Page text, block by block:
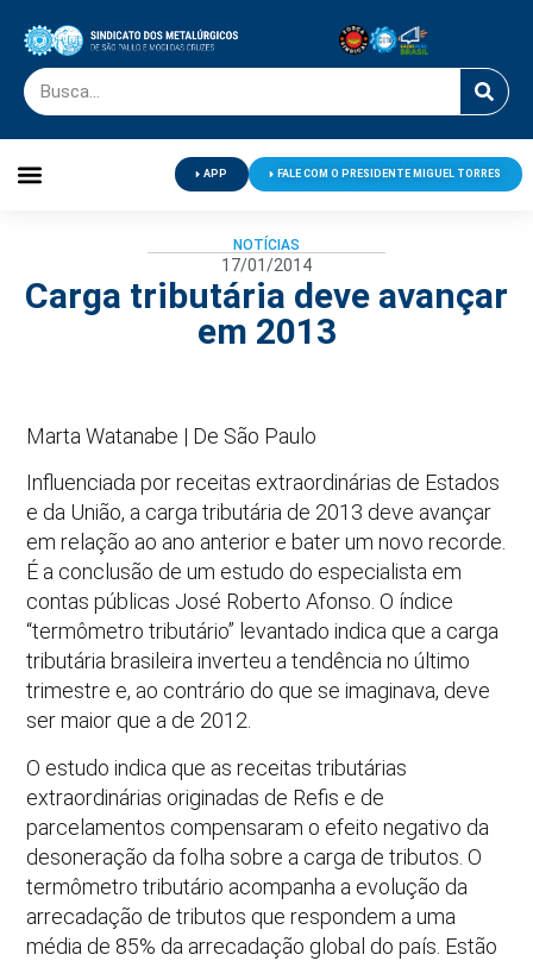
APP FALE COM O PRESIDENTE MIGUEL TORRES
NOTÍCIAS
17/01/2014
Carga tributária deve avançar
em 2013
Marta Watanabe | De São Paulo
Influenciada por receitas extraordinárias de Estados
e da União, a carga tributária de 2013 deve avançar
em relação ao ano anterior e bater um novo recorde.
É a conclusão de um estudo do especialista em
contas públicas José Roberto Afonso. O índice
“termômetro tributário” levantado indica que a carga
tributária brasileira inverteu a tendência no último
trimestre e, ao contrário do que se imaginava, deve
ser maior que a de 2012.
O estudo indica que as receitas tributárias
extraordinárias originadas de Refis e de
parcelamentos compensaram o efeito negativo da
desoneração da folha sobre a carga de tributos. O
termômetro tributário acompanha a evolução da
arrecadação de tributos que respondem a uma
média de 85% da arrecadação global do país. Estão